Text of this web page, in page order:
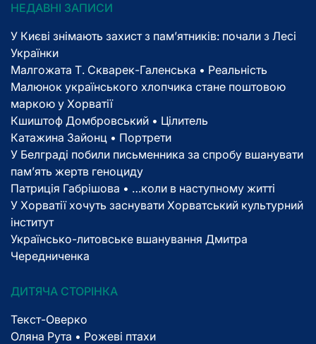
НЕДАВНІ ЗАПИСИ
У Києві знімають захист з пам’ятників: почали з Лесі
Українки
Малгожата Т. Скварек-Галенська • Реальність
Малюнок українського хлопчика стане поштовою
маркою у Хорватії
Кшиштоф Домбровський • Цілитель
Катажина Зайонц • Портрети
У Белграді побили письменника за спробу вшанувати
пам’ять жертв геноциду
Патриція Габрішова • …коли в наступному житті
У Хорватії хочуть заснувати Хорватський культурний
інститут
Українсько-литовське вшанування Дмитра
Чередниченка
ДИТЯЧА СТОРІНКА
Текст-Оверко
Оляна Рута • Рожеві птахи